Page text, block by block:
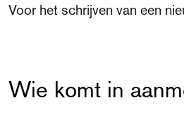
Voor het schrijven van een
Wie komt in